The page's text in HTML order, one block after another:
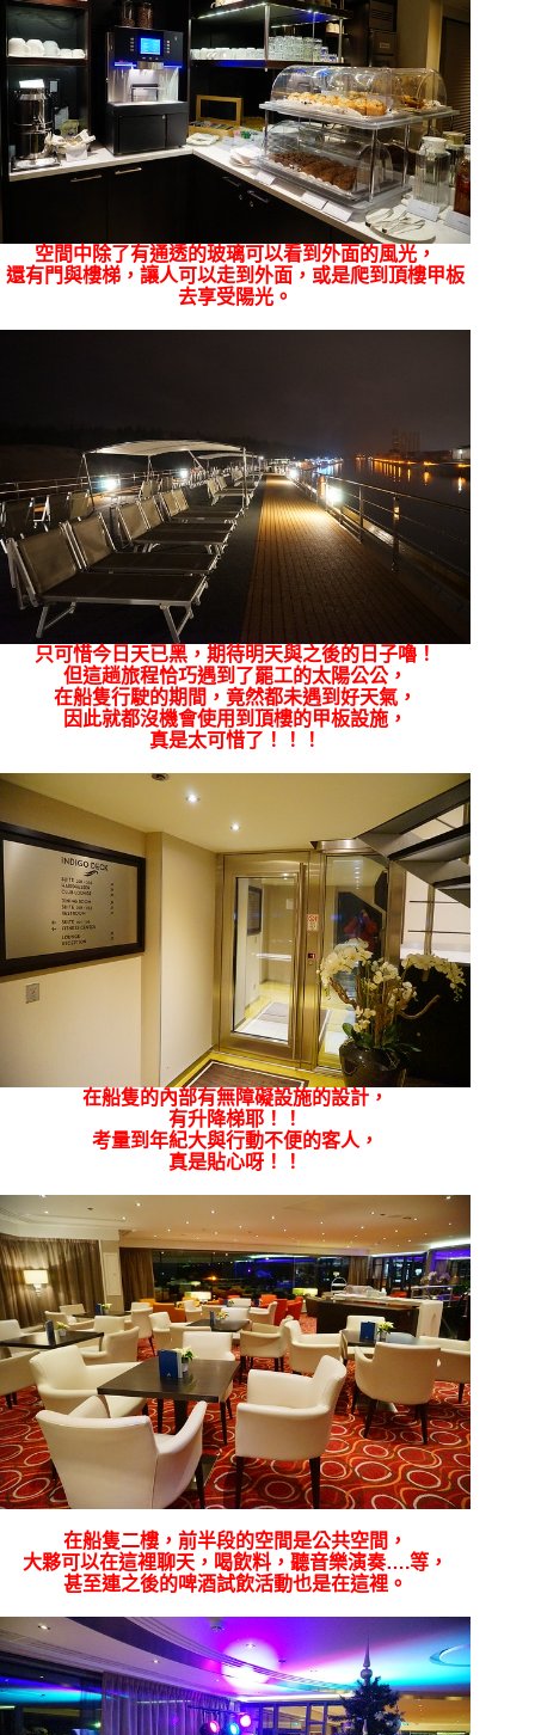
空間中除了有通透的玻璃可以看到外面的風光，
還有門與樓梯，讓人可以走到外面，或是爬到頂樓甲板
去享受陽光。
只可惜今日天已黑，期待明天與之後的日子嚕！
但這趟旅程恰巧遇到了罷工的太陽公公，
在船隻行駛的期間，竟然都未遇到好天氣，
因此就都沒機會使用到頂樓的甲板設施，
真是太可惜了！！！
在船隻的內部有無障礙設施的設計，
有升降梯耶！！
考量到年紀大與行動不便的客人，
真是貼心呀！！
在船隻二樓，前半段的空間是公共空間，
大夥可以在這裡聊天，喝飲料，聽音樂演奏….等，
甚至連之後的啤酒試飲活動也是在這裡。